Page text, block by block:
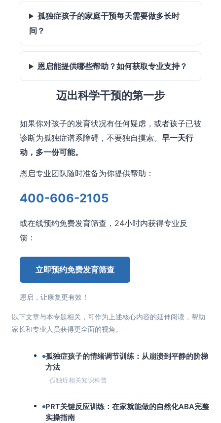
孤独症孩子的家庭干预每天需要做多长时
间？
恩启能提供哪些帮助？如何获取专业支持？
迈出科学干预的第一步
如果你对孩子的发育状况有任何疑虑，或者孩子已被
诊断为孤独症谱系障碍，不要独自摸索。 早一天行
动，多一份可能。
恩启专业团队随时准备为你提供帮助：
400-606-2105
或在线预约免费发育筛查，24小时内获得专业反
馈：
立即预约免费发育筛查
恩启，让康复更有效！
以下文章与本专题相关，可作为上述核心内容的延伸阅读，帮助
家长和专业人员获得更全面的视角。
孤独症孩子的情绪调节训练：从崩溃到平静的阶梯
方法
孤独症相关知识科普
PRT关键反应训练：在家就能做的自然化ABA完整
实操指南